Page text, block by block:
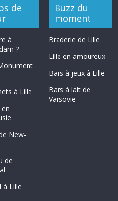
de
à
?
à Lille
en
New-
de
à Lille
Buzz du
moment
Braderie de Lille
Lille en amoureux
Bars à jeux à Lille
Bars à lait de
Varsovie